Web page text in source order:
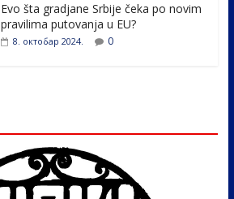
Evo šta gradjane Srbije čeka po novim
pravilima putovanja u EU?
8. октобар 2024. 0